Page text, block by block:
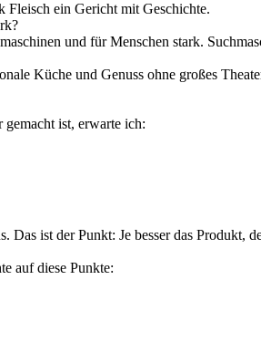
Fleisch ein Gericht mit Geschichte.
und für Menschen stark.
Küche und Genuss ohne großes
ist, erwarte ich:
ist der Punkt: Je besser das Produkt,
auf diese Punkte: